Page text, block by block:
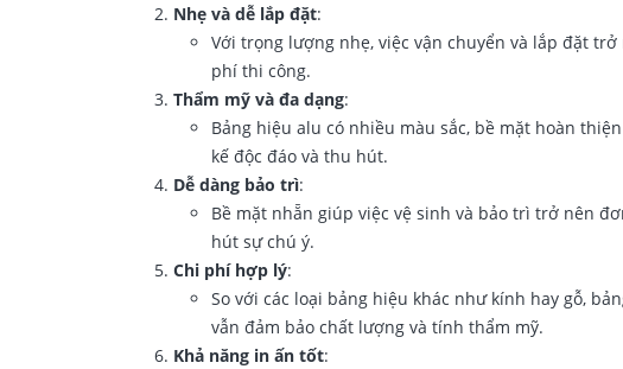
Nhẹ và dễ lắp đặt:
Với trọng lượng nhẹ, việc vận chuyển và lắp đặt
phí thi công.
Thẩm mỹ và đa dạng:
Bảng hiệu alu có nhiều màu sắc, bề mặt hoàn
kế độc đáo và thu hút.
Dễ dàng bảo trì:
Bề mặt nhẵn giúp việc vệ sinh và bảo trì trở nên
hút sự chú ý.
Chi phí hợp lý:
So với các loại bảng hiệu khác như kính hay gỗ,
vẫn đảm bảo chất lượng và tính thẩm mỹ.
Khả năng in ấn tốt: